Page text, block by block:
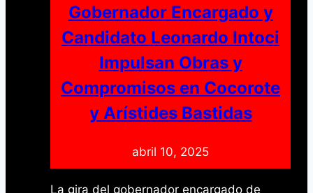
la
inversión
privada
Gobernador Encargado y
Candidato Leonardo Intoci
Impulsan Obras y
Compromisos en Cocorote
y Arístides Bastidas
abril 10, 2025
La gira del gobernador encargado de